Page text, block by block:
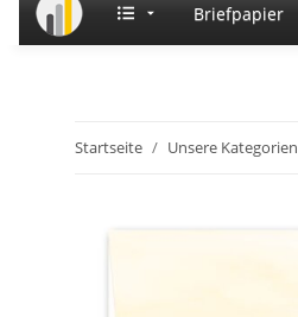
Briefpapier
Startseite Unsere Kategorien